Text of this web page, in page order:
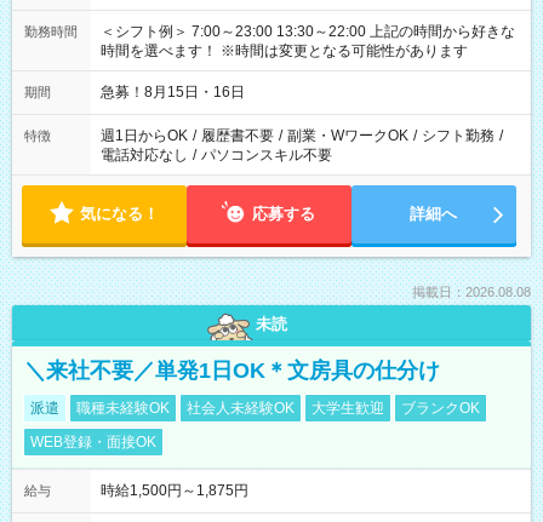
勤務時間
＜シフト例＞ 7:00～23:00 13:30～22:00 上記の時間から好きな
時間を選べます！ ※時間は変更となる可能性があります
期間 急募！8月15日・16日
特徴 週1日からOK / 履歴書不要 / 副業・WワークOK / シフト勤務 /
電話対応なし / パソコンスキル不要
気になる！ 応募する 詳細へ
掲載日：2026.08.08
未読
＼来社不要／単発1日OK＊文房具の仕分け
派遣 職種未経験OK 社会人未経験OK 大学生歓迎
ブランクOK
WEB登録・面接OK
給与 時給1,500円～1,875円